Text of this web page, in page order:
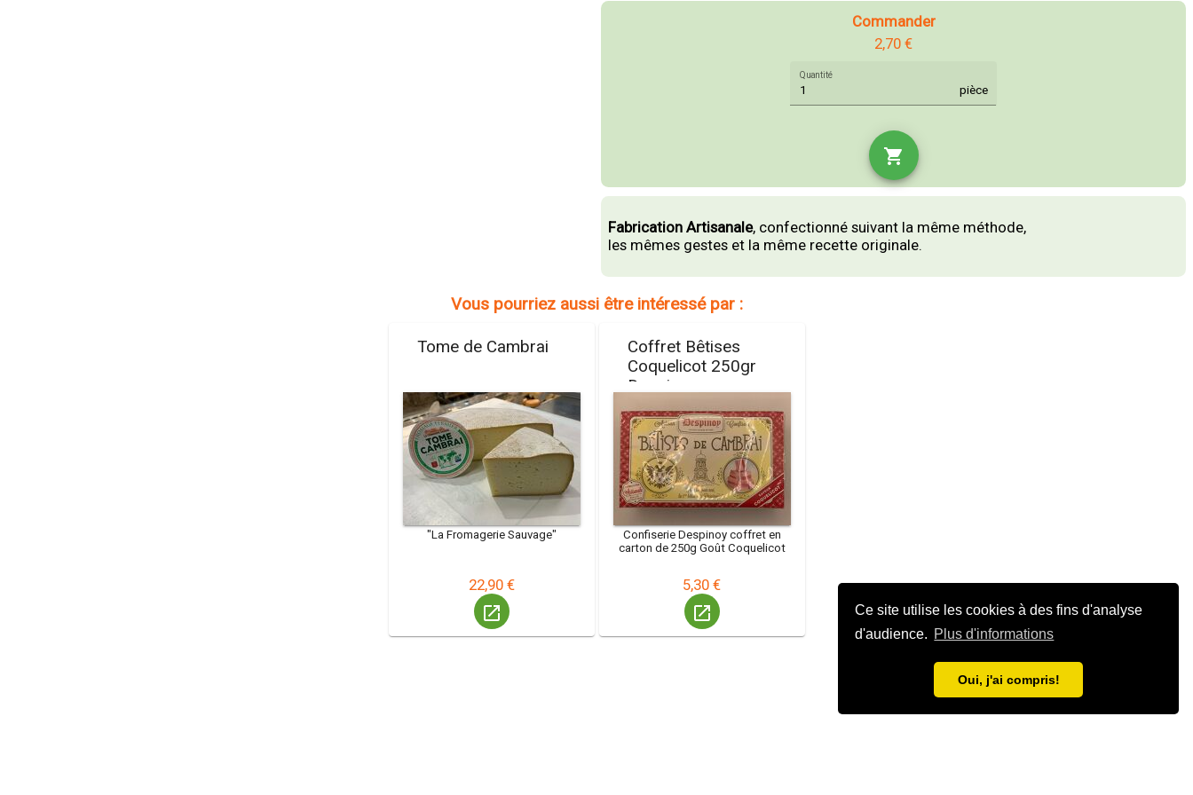
Ce site utilise les cookies à des fins d'analyse
d'audience. Plus d'informations
Oui, j'ai compris!
Commander
2,70 €
Quantité
pièce
shopping_cart
Fabrication Artisanale, confectionné suivant la même méthode,
les mêmes gestes et la même recette originale.
Vous pourriez aussi être intéressé par :
Tome de Cambrai
"La Fromagerie Sauvage"
22,90 €
launch
Coffret Bêtises
Coquelicot 250gr
Despinoy
Confiserie Despinoy coffret en
carton de 250g Goût Coquelicot
5,30 €
launch